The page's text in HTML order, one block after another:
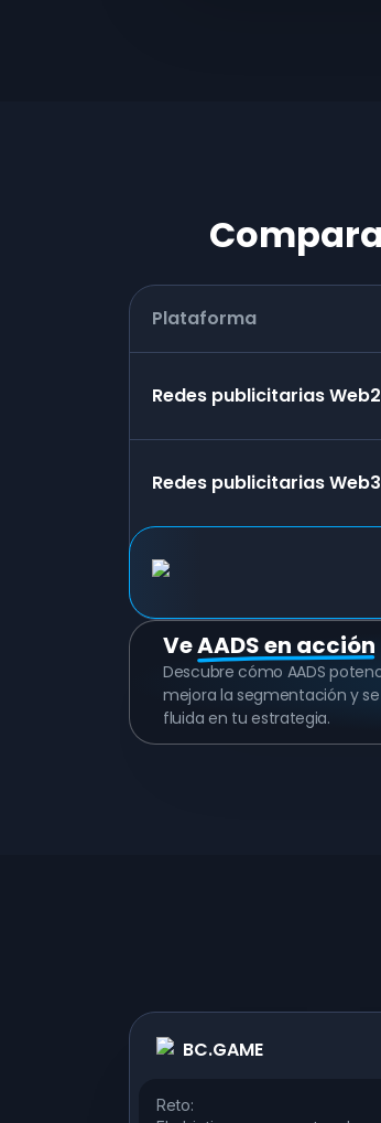
Plataforma
Redes publicitarias Web2
Redes publicitarias Web3
VeAADS en acción
Descubre cómo AADS
mejora la segmentación y
fluida en tu estrategia.
BC.GAME
Reto: